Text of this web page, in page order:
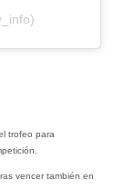
trofeo para
vencer también en